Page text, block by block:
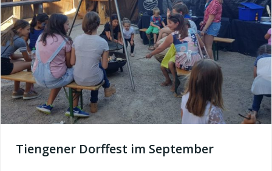
Tiengener Dorffest im September